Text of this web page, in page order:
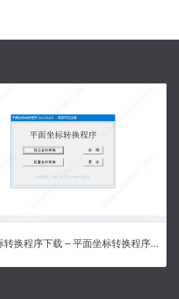
平面坐标转换程序下载 – 平面坐标转换程序 3.0.0.0 免费版